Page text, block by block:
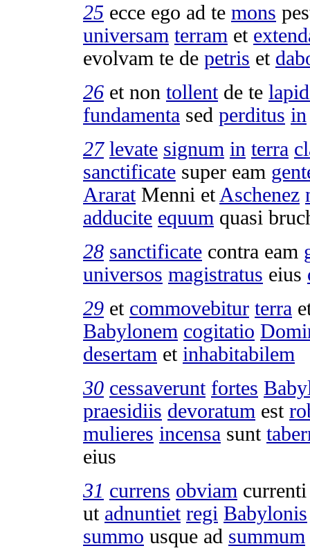
25 ecce ego ad te mons
universam terram et
evolvam te de petris et
26 et non tollentde te
fundamenta sed perditus in
27 levate signum in terra
sanctificate super eam
Ararat Menni et Aschenez
adducite equum quasi
28 sanctificate contra eam
universos magistratus eius
29 et commovebitur terra
Babylonem cogitatio
desertam et inhabitabilem
30 cessaverunt fortes
praesidiis devoratum est
mulieres incensa sunt
eius
31 currens obviam currenti
ut adnuntiet regi Babylonis
summo usque ad summum